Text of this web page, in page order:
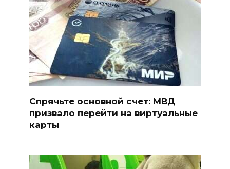
Спрячьте основной счет: МВД
призвало перейти на виртуальные
карты